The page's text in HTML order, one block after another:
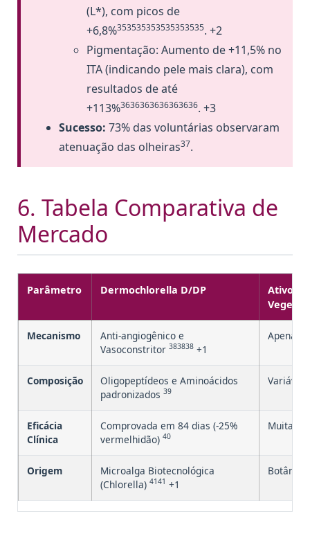
(L*), com picos de
+6,8%353535353535353535. +2
Pigmentação: Aumento de +11,5% no
ITA (indicando pele mais clara), com
resultados de até
+113%3636363636363636. +3
Sucesso: 73% das voluntárias observaram
atenuação das olheiras37.
6. Tabela Comparativa de
Mercado
Parâmetro Dermochlorella D/DP
Ativo
Mecanismo
Anti-angiogênico e
Vasoconstritor 383838 +1
Apenas
Composição
Oligopeptídeos e Aminoácidos
padronizados 39
Variável
Eficácia
Clínica
Comprovada em 84 dias (-25%
vermelhidão) 40
Muitas
Origem
Microalga Biotecnológica
(Chlorella) 4141 +1